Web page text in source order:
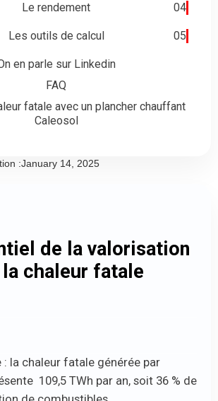
Le rendement 04
Les outils de calcul 05
en parle sur Linkedin
FAQ
fatale avec un plancher chauffant
Caleosol
:January 14, 2025
de la valorisation
chaleur fatale
: la chaleur fatale générée par
109,5 TWh par an, soit 36 % de